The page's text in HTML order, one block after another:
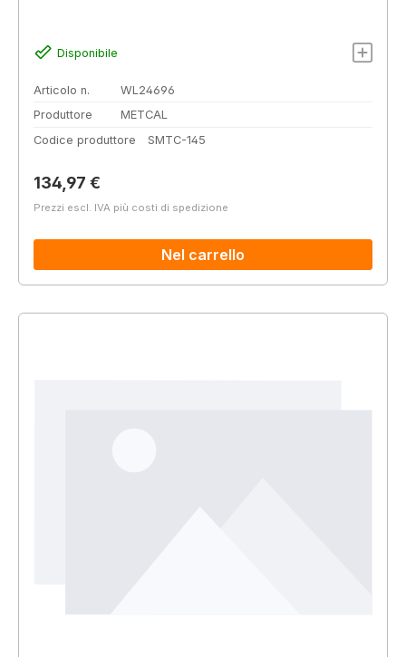
Disponibile
Articolo n.
WL24696
Produttore
METCAL
Codice produttore
SMTC-145
Prezzo normale:
134,97 €
Prezzi escl. IVA più costi di spedizione
Nel carrello